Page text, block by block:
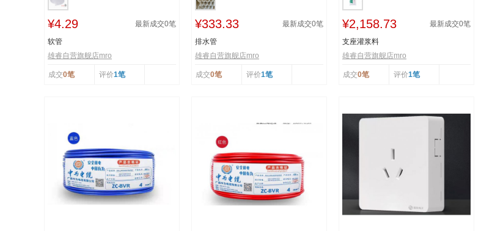
¥4.29 最新成交0笔
软管
雄睿自营旗舰店mro
成交0笔 评价1笔
¥333.33 最新成交0笔
排水管
雄睿自营旗舰店mro
成交0笔 评价1笔
¥2,158.73 最新成交0笔
支座灌浆料
雄睿自营旗舰店mro
成交0笔 评价1笔